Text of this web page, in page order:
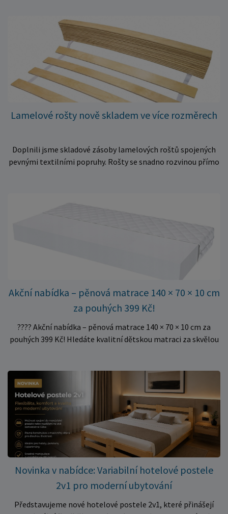
Lamelové rošty nově skladem ve více rozměrech
Doplnili jsme skladové zásoby lamelových roštů spojených
pevnými textilními popruhy. Rošty se snadno rozvinou přímo
množství kusů, proto můžeme objednávky rychle expedovat.
Vyberte si vhodný rozměr a dopřejte své matraci kvalitní
podklad za výhodnou cenu.
Akční nabídka – pěnová matrace 140 × 70 × 10 cm
za pouhých 399 Kč!
???? Akční nabídka – pěnová matrace 140 × 70 × 10 cm za
pouhých 399 Kč! Hledáte kvalitní dětskou matraci za skvělou
✅ Pohodlné pěnové jádro pro komfortní spánek dítěte ✅
Skvělá volba do dětských postýlek ✅ Výjimečně výhodná cena
– jen 399 Kč Využijte této mimořádné nabídky a pořiďte
kvalitní matraci za cenu, která patří k nejvýhodnějším na
trhu. Akce platí pouze do vyprodání zásob. Nakupujte chytře a
ušetřete!
Novinka v nabídce: Variabilní hotelové postele
2v1 pro moderní ubytování
Představujeme nové hotelové postele 2v1, které přinášejí